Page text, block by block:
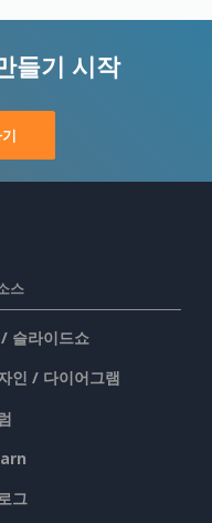
들기 시작
스
슬라이드쇼
인 / 다이어그램
그